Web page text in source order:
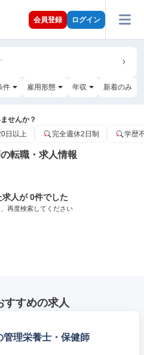
会員登録 ログイン
件 雇用形態 年収 新着のみ
せんか？
日以上 完全週休2日制 学歴
転職・求人情報
人が 0件でした
再度検索してください
すすめの求人
管理栄養士・保健師